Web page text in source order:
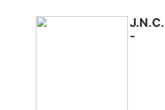
J.N.C.
-